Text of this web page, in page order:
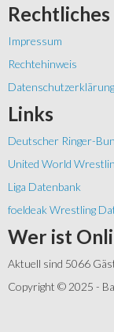
Rechtliches
Impressum
Rechtehinweis
Datenschutzerklärung
Links
Deutscher Ringer-
United World
Liga Datenbank
foeldeak Wrestling
Wer ist
Aktuell sind 5066
Copyright © 2025 -